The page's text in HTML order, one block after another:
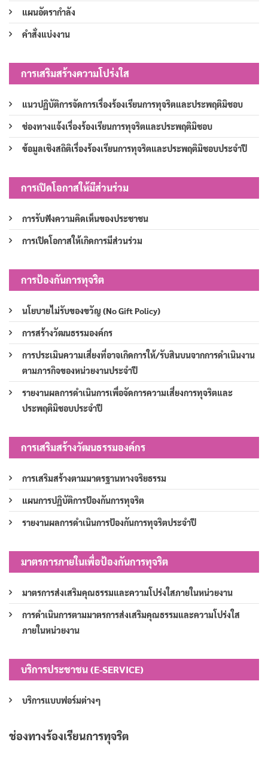
แผนอัตรากำลัง
คำสั่งแบ่งงาน
การเสริมสร้างความโปร่งใส
แนวปฏิบัติการจัดการเรื่องร้องเรียนการทุจริตและประพฤติมิชอบ
ช่องทางแจ้งเรื่องร้องเรียนการทุจริตและประพฤติมิชอบ
ข้อมูลเชิงสถิติเรื่องร้องเรียนการทุจริตและประพฤติมิชอบประจำปี
การเปิดโอกาสให้มีส่วนร่วม
การรับฟังความคิดเห็นของประชาชน
การเปิดโอกาสให้เกิดการมีส่วนร่วม
การป้องกันการทุจริต
นโยบายไม่รับของขวัญ (No Gift Policy)
การสร้างวัฒนธรรมองค์กร
การประเมินความเสี่ยงที่อาจเกิดการให้/รับสินบนจากการดำเนินงาน
ตามภารกิจของหน่วยงานประจำปี
รายงานผลการดำเนินการเพื่อจัดการความเสี่ยงการทุจริตและ
ประพฤติมิชอบประจำปี
การเสริมสร้างวัฒนธรรมองค์กร
การเสริมสร้างตามมาตรฐานทางจริยธรรม
แผนการปฏิบัติการป้องกันการทุจริต
รายงานผลการดำเนินการป้องกันการทุจริตประจำปี
มาตรการภายในเพื่อป้องกันการทุจริต
มาตรการส่งเสริมคุณธรรมและความโปร่งใสภายในหน่วยงาน
การดำเนินการตามมาตรการส่งเสริมคุณธรรมและความโปร่งใส
ภายในหน่วยงาน
บริการประชาชน (E-SERVICE)
บริการแบบฟอร์มต่างๆ
ช่องทางร้องเรียนการทุจริต